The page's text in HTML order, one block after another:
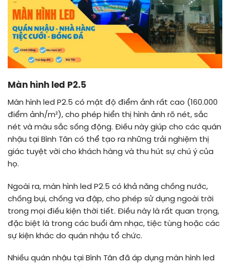
Màn hình led P2.5
Màn hình led P2.5 có mật độ điểm ảnh rất cao (160.000
điểm ảnh/m²), cho phép hiển thị hình ảnh rõ nét, sắc
nét và màu sắc sống động. Điều này giúp cho các quán
nhậu tại Bình Tân có thể tạo ra những trải nghiệm thị
giác tuyệt vời cho khách hàng và thu hút sự chú ý của
họ.
Ngoài ra, màn hình led P2.5 có khả năng chống nước,
chống bụi, chống va đập, cho phép sử dụng ngoài trời
trong mọi điều kiện thời tiết. Điều này là rất quan trọng,
đặc biệt là trong các buổi âm nhạc, tiệc tùng hoặc các
sự kiện khác do quán nhậu tổ chức.
Nhiều quán nhậu tại Bình Tân đã áp dụng màn hình led